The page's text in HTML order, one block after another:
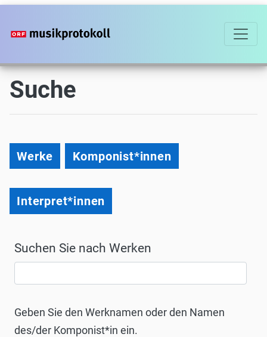
Direkt
zum
Suche
Werke
Komponist*innen
Interpret*innen
Suchen Sie nach Werken
Geben Sie den Werknamen oder den Namen
des/der Komponist*in ein.